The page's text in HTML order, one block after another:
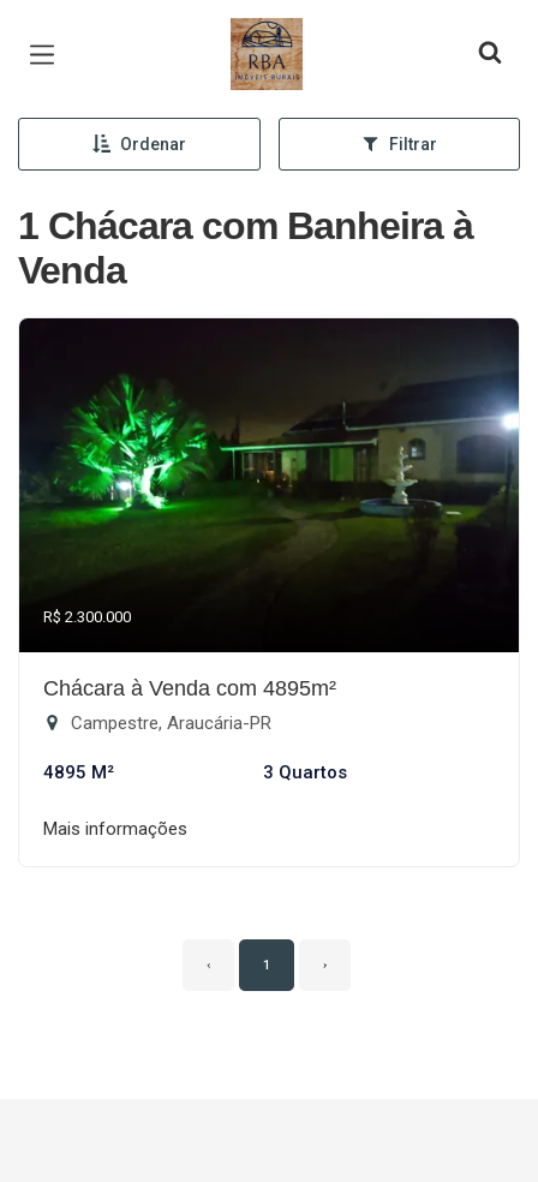
Página inicial
Ordenar Filtrar
1 Chácara com Banheira à
Venda
R$ 2.300.000
Chácara à Venda com 4895m²
Campestre, Araucária-PR
4895 M² 3 Quartos
Mais informações
‹ 1 ›